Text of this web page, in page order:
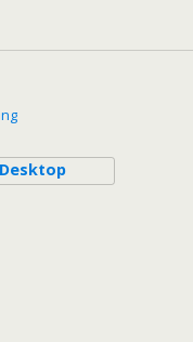
Desktop